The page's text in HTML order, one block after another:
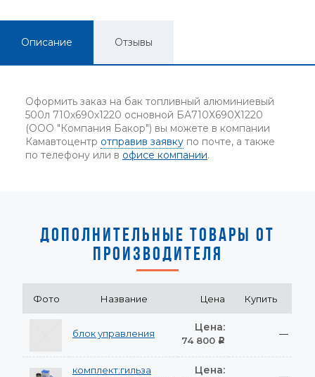
Описание Отзывы
Оформить заказ на бак топливный алюминиевый
500л 710х690х1220 основной БА710Х690Х1220
(ООО "Компания Бакор") вы можете в компании
Камавтоцентр отправив заявку по почте, а также
по телефону или в офисе компании.
ДОПОЛНИТЕЛЬНЫЕ ТОВАРЫ ОТ
ПРОИЗВОДИТЕЛЯ
Фото Название Цена Купить
блок управления Цена:
74 800 Р
—
комплект:гильза
Цена: